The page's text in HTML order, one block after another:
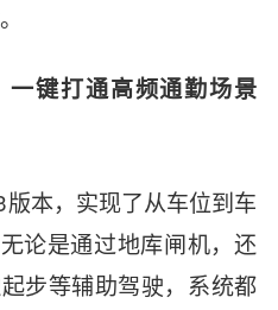
键打通高频通勤场景
本，实现了从车位到车
论是通过地库闸机，还
步等辅助驾驶，系统都